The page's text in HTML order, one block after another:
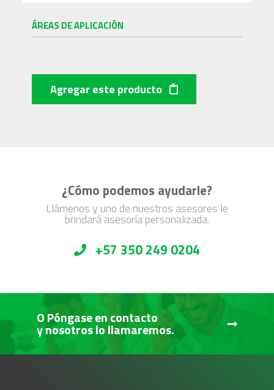
ÁREAS DE APLICACIÓN
Agregar este producto
¿Cómo podemos ayudarle?
Llámenos y uno de nuestros asesores le
brindará asesoría personalizada.
+57 350 249 0204
O Póngase en contacto
y nosotros lo llamaremos.